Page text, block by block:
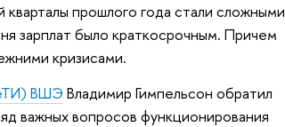
прошлого года стали сложными
зарплат было краткосрочным. Причем
кризисами.
ВШЭ Владимир Гимпельсон обратил
важных вопросов функционирования